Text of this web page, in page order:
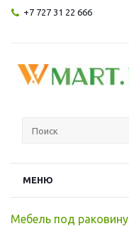
+7 727 31 22 666
МЕНЮ
Мебель под раковину